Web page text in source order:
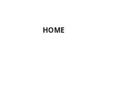
HOME